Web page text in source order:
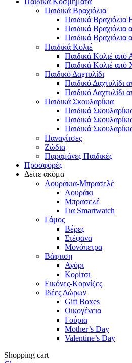
Παιδικά Βραχιόλια
Παιδικά Βραχιόλια
Παιδικά Βραχιόλια
Παιδικά Βραχιόλια
Παιδικά Κολιέ
Παιδικά Κολιέ από
Παιδικά Κολιέ από
Παιδικό Δαχτυλίδι
Παιδικό Δαχτυλίδι
Παιδικό Δαχτυλίδι
Παιδικά Σκουλαρίκια
Παιδικά
Παιδικά
Παιδικά
Παναγίτσες
Ζώδια
Παραμάνες Παιδικές
Προσφορές
Δείτε ακόμα
Λουράκια-Μπρασελέ
Λουράκι
Μπρασελέ
Για Smartwatch
Γάμος
Βέρες
Στέφανα
Μονόπετρα
Βάφτιση
Αγόρι
Κορίτσι
Εικόνες-Κορνίζες
Ιδέες Δώρων
Gift Boxes
Οικογένεια
Γούρια
Mother’s Day
Valentine’s Day
Shopping cart